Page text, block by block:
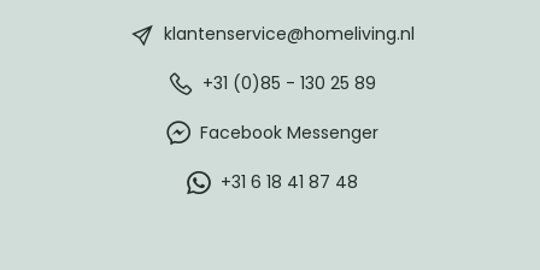
klantenservice@homeliving.nl
+31 (0)85 - 130 25 89
Facebook Messenger
+31 6 18 41 87 48